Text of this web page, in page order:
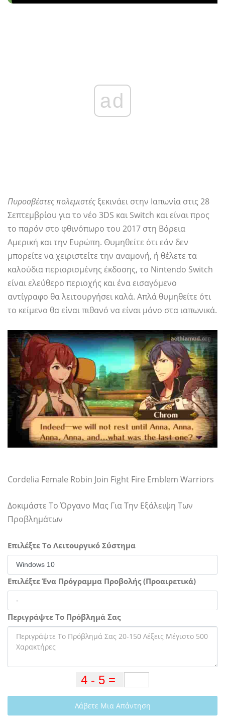
ad
Πυροσβέστες πολεμιστές ξεκινάει στην Ιαπωνία στις 28
Σεπτεμβρίου για το νέο 3DS και Switch και είναι προς
το παρόν στο φθινόπωρο του 2017 στη Βόρεια
Αμερική και την Ευρώπη. Θυμηθείτε ότι εάν δεν
μπορείτε να χειριστείτε την αναμονή, ή θέλετε τα
καλούδια περιορισμένης έκδοσης, το Nintendo Switch
είναι ελεύθερο περιοχής και ένα εισαγόμενο
αντίγραφο θα λειτουργήσει καλά. Απλά θυμηθείτε ότι
το κείμενο θα είναι πιθανό να είναι μόνο στα ιαπωνικά.
Cordelia Female Robin Join Fight Fire Emblem Warriors
Δοκιμάστε Το Όργανο Μας Για Την Εξάλειψη Των
Προβλημάτων
Επιλέξτε Το Λειτουργικό Σύστημα
Επιλέξτε Ένα Πρόγραμμα Προβολής (Προαιρετικά)
Περιγράψτε Το Πρόβλημά Σας
Λάβετε Μια Απάντηση